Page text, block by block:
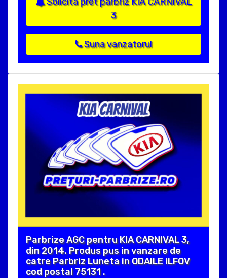
3
Suna vanzatorul
Parbrize AGC pentru KIA CARNIVAL 3,
din 2014. Produs pus in vanzare de
catre Parbriz Luneta in ODAILE ILFOV
cod postal 75131 .